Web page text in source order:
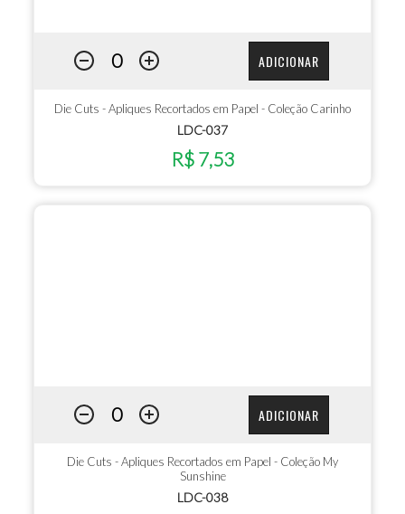
ADICIONAR
Die Cuts - Apliques Recortados em Papel - Coleção Carinho
LDC-037
R$ 7,53
ADICIONAR
Die Cuts - Apliques Recortados em Papel - Coleção My
Sunshine
LDC-038